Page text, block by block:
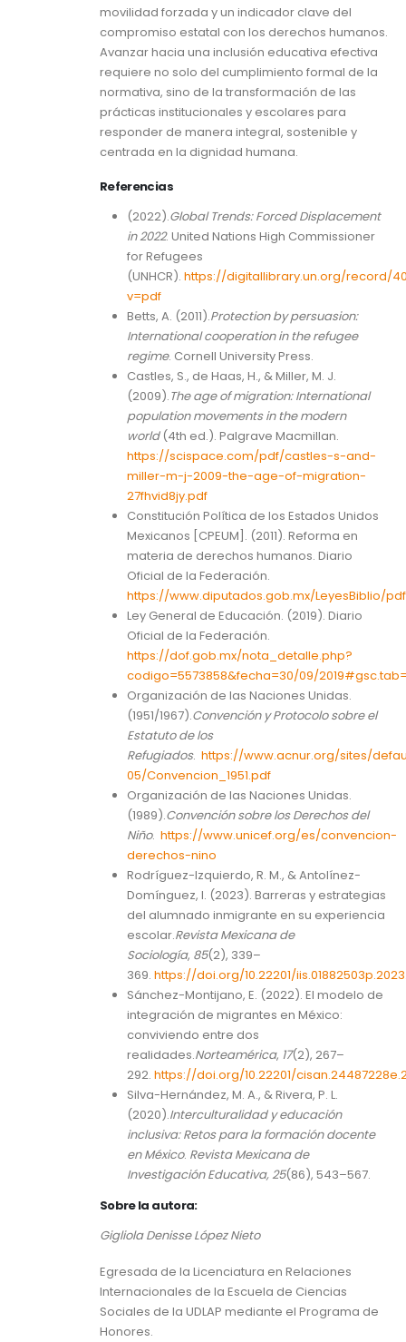
movilidad forzada y un indicador clave del
compromiso estatal con los derechos humanos.
Avanzar hacia una inclusión educativa efectiva
requiere no solo del cumplimiento formal de la
normativa, sino de la transformación de las
prácticas institucionales y escolares para
responder de manera integral, sostenible y
centrada en la dignidad humana.
Referencias
(2022).Global Trends: Forced Displacement
in 2022. United Nations High Commissioner
for Refugees
(UNHCR). https://digitallibrary.un.org/record/
v=pdf
Betts, A. (2011).Protection by persuasion:
International cooperation in the refugee
regime. Cornell University Press.
Castles, S., de Haas, H., & Miller, M. J.
(2009).The age of migration: International
population movements in the modern
world(4th ed.). Palgrave Macmillan.
https://scispace.com/pdf/castles-s-and-
miller-m-j-2009-the-age-of-migration-
27fhvid8jy.pdf
Constitución Política de los Estados Unidos
Mexicanos [CPEUM]. (2011). Reforma en
materia de derechos humanos. Diario
Oficial de la Federación.
https://www.diputados.gob.mx/LeyesBiblio/
Ley General de Educación. (2019). Diario
Oficial de la Federación.
https://dof.gob.mx/nota_detalle.php?
codigo=5573858&fecha=30/09/
Organización de las Naciones Unidas.
(1951/1967).Convención y Protocolo sobre el
Estatuto de los
Refugiados. https://www.acnur.org/sites/
05/Convencion_1951.pdf
Organización de las Naciones Unidas.
(1989).Convención sobre los Derechos del
Niño. https://www.unicef.org/es/convencion-
derechos-nino
Rodríguez-Izquierdo, R. M., & Antolínez-
Domínguez, I. (2023). Barreras y estrategias
del alumnado inmigrante en su experiencia
escolar.Revista Mexicana de
Sociología, 85(2), 339–
369. https://doi.org/10.22201/
Sánchez-Montijano, E. (2022). El modelo de
integración de migrantes en México:
conviviendo entre dos
realidades.Norteamérica, 17(2), 267–
292. https://doi.org/10.22201/
Silva-Hernández, M. A., & Rivera, P. L.
(2020).Interculturalidad y educación
inclusiva: Retos para la formación docente
en México. Revista Mexicana de
Investigación Educativa, 25(86), 543–567.
Sobre la autora:
Gigliola Denisse López Nieto
Egresada de la Licenciatura en Relaciones
Internacionales de la Escuela de Ciencias
Sociales de la UDLAP mediante el Programa de
Honores.